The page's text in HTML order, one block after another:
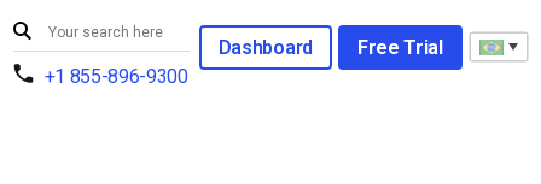
+1 855-896-9300
Dashboard Free Trial